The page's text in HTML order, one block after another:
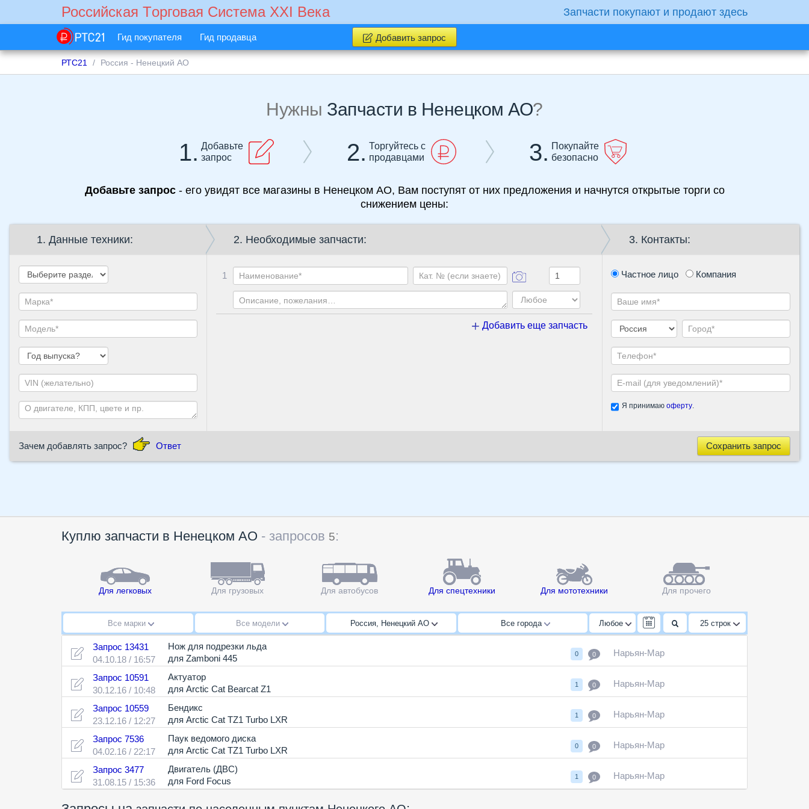
Российская Tорговая Cистема XXI Века Запчасти покупают и продают здесь
Гид покупателя Гид продавца Добавить запрос
РТС21 Россия - Ненецкий АО
Нужны Запчасти в Ненецком АО?
1. Добавьте
запрос
2. Торгуйтесь с
продавцами
3. Покупайте
безопасно
Добавьте запрос- его увидят все магазины в Ненецком АО, Вам поступят от них предложения и начнутся открытые торги со
снижением цены:
1. Данные техники: 2. Необходимые запчасти:
1
Добавить еще запчасть
3. Контакты:
Частное лицо Компания
Я принимаю оферту.
Зачем добавлять запрос? Ответ Сохранить запрос
Куплю запчасти в Ненецком АО - запросов 5:
Для легковых Для грузовых Для автобусов Для спецтехники Для мототехники Для прочего
Все марки Все модели Россия, Ненецкий АО Все города Любое 25строк
Запрос 13431
04.10.18 / 16:57
Нож для подрезки льда
для Zamboni 445
0 0 Нарьян-Мар
Запрос 10591
30.12.16 / 10:48
Актуатор
для Arctic Cat Bearcat Z1
1 0 Нарьян-Мар
Запрос 10559
23.12.16 / 12:27
Бендикс
для Arctic Cat TZ1 Turbo LXR
1 0 Нарьян-Мар
Запрос 7536
04.02.16 / 22:17
Паук ведомого диска
для Arctic Cat TZ1 Turbo LXR
0 0 Нарьян-Мар
Запрос 3477
31.08.15 / 15:36
Двигатель (ДВС)
для Ford Focus
1 0 Нарьян-Мар